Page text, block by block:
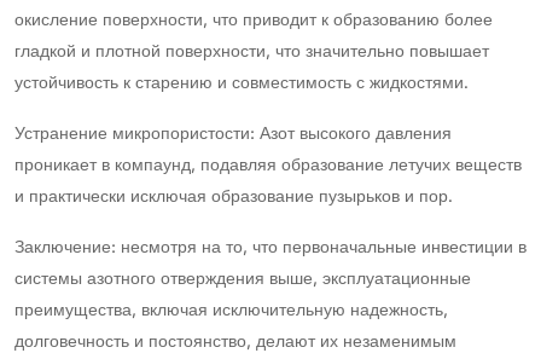
окисление поверхности, что приводит к образованию более
гладкой и плотной поверхности, что значительно повышает
устойчивость к старению и совместимость с жидкостями.
Устранение микропористости: Азот высокого давления
проникает в компаунд, подавляя образование летучих веществ
и практически исключая образование пузырьков и пор.
Заключение: несмотря на то, что первоначальные инвестиции в
системы азотного отверждения выше, эксплуатационные
преимущества, включая исключительную надежность,
долговечность и постоянство, делают их незаменимым